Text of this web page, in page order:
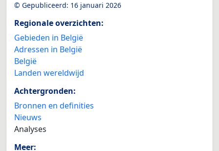
© Gepubliceerd: 16 januari 2026
Regionale overzichten:
Gebieden in België
Adressen in België
België
Landen wereldwijd
Achtergronden:
Bronnen en definities
Nieuws
Analyses
Meer: